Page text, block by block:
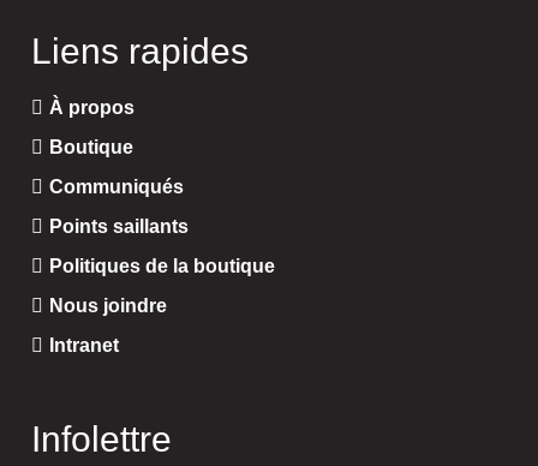
Liens rapides
À propos
Boutique
Communiqués
Points saillants
Politiques de la boutique
Nous joindre
Intranet
Infolettre